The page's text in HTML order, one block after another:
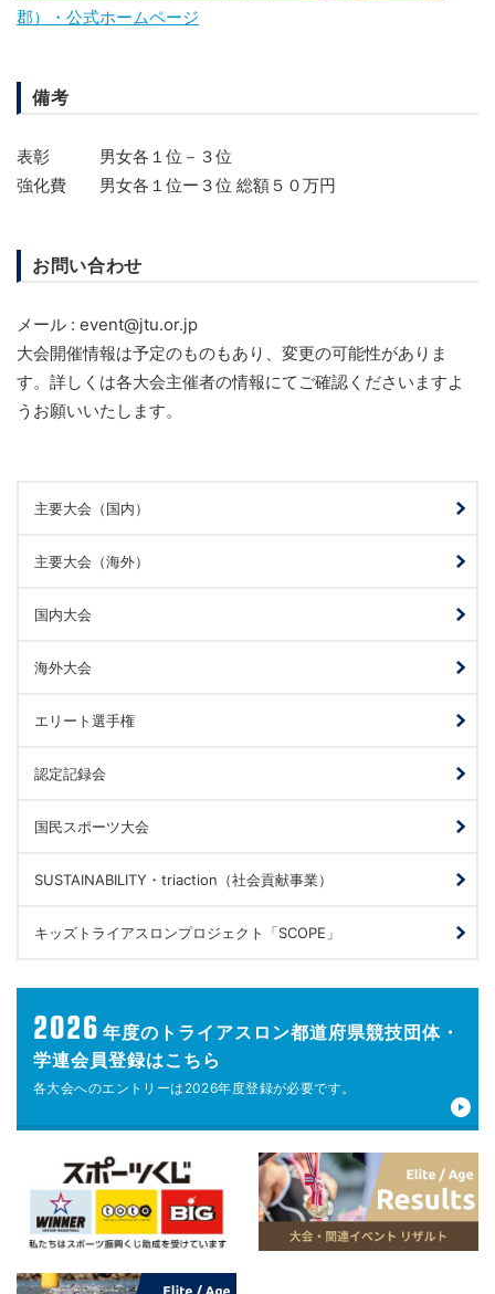
郡）・公式ホームページ
備考
表彰 男女各１位－３位
強化費 男女各１位ー３位 総額５０万円
お問い合わせ
メール : event@jtu.or.jp
大会開催情報は予定のものもあり、変更の可能性がありま
す。詳しくは各大会主催者の情報にてご確認くださいますよ
うお願いいたします。
主要大会（国内）
主要大会（海外）
国内大会
海外大会
エリート選手権
認定記録会
国民スポーツ大会
SUSTAINABILITY・triaction（社会貢献事業）
キッズトライアスロンプロジェクト「SCOPE」
2026 年度の トライアスロン都道府県競技団体・
学連会員登録はこちら
各大会へのエントリーは 2026年度登録が必要です。